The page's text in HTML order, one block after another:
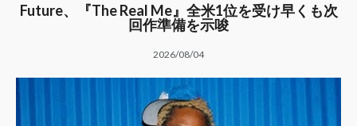
Future、『The Real Me』全米1位を受け早くも次
回作準備を示唆
2026/08/04